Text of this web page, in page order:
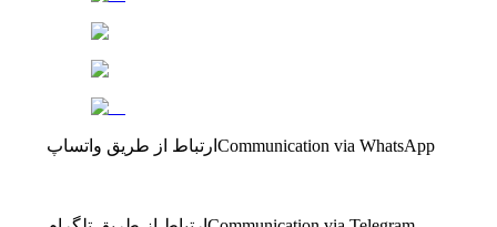
ارتباط از طریق واتساپ Communication via WhatsApp